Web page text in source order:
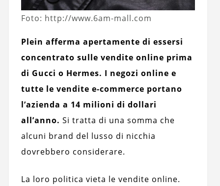
Foto: http://www.6am-mall.com
Plein afferma apertamente di essersi
concentrato sulle vendite online prima
di Gucci o Hermes. I negozi online e
tutte le vendite e-commerce portano
l’azienda a 14 milioni di dollari
all’anno. Si tratta di una somma che
alcuni brand del lusso di nicchia
dovrebbero considerare.
La loro politica vieta le vendite online.